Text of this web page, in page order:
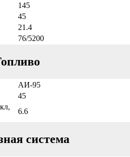
145
45
21.4
76/5200
АИ-95
45
6.6
система